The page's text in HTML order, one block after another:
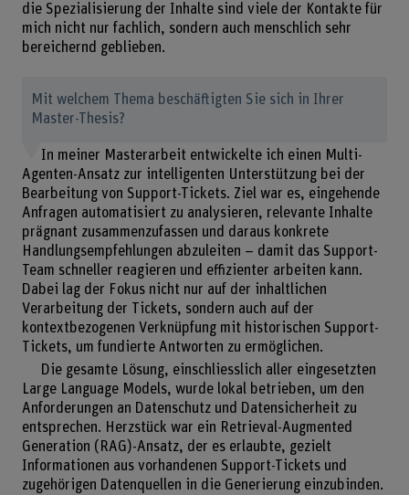
die Spezialisierung der Inhalte sind viele der Kontakte für
mich nicht nur fachlich, sondern auch menschlich sehr
bereichernd geblieben.
Mit welchem Thema beschäftigten Sie sich in Ihrer
Master-Thesis?
In meiner Masterarbeit entwickelte ich einen Multi-
Agenten-Ansatz zur intelligenten Unterstützung bei der
Bearbeitung von Support-Tickets. Ziel war es, eingehende
Anfragen automatisiert zu analysieren, relevante Inhalte
prägnant zusammenzufassen und daraus konkrete
Handlungsempfehlungen abzuleiten – damit das Support-
Team schneller reagieren und effizienter arbeiten kann.
Dabei lag der Fokus nicht nur auf der inhaltlichen
Verarbeitung der Tickets, sondern auch auf der
kontextbezogenen Verknüpfung mit historischen Support-
Tickets, um fundierte Antworten zu ermöglichen.
Die gesamte Lösung, einschliesslich aller eingesetzten
Large Language Models, wurde lokal betrieben, um den
Anforderungen an Datenschutz und Datensicherheit zu
entsprechen. Herzstück war ein Retrieval-Augmented
Generation (RAG)-Ansatz, der es erlaubte, gezielt
Informationen aus vorhandenen Support-Tickets und
zugehörigen Datenquellen in die Generierung einzubinden.